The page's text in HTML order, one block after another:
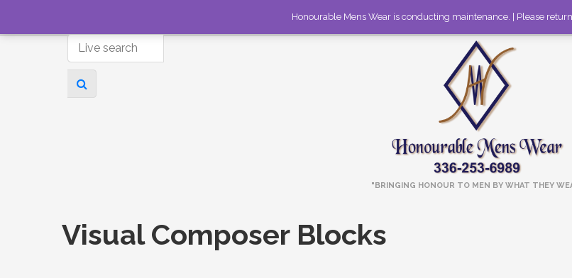
336-253-6989 Call to discuss large
"BRINGING HONOUR TO MEN BY WHAT THEY
Visual Composer Blocks
Honourable Mens Wear is conducting maintenance. | Please